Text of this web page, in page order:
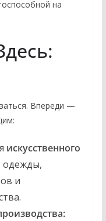
на
Впереди —
искусственного
одежды,
и